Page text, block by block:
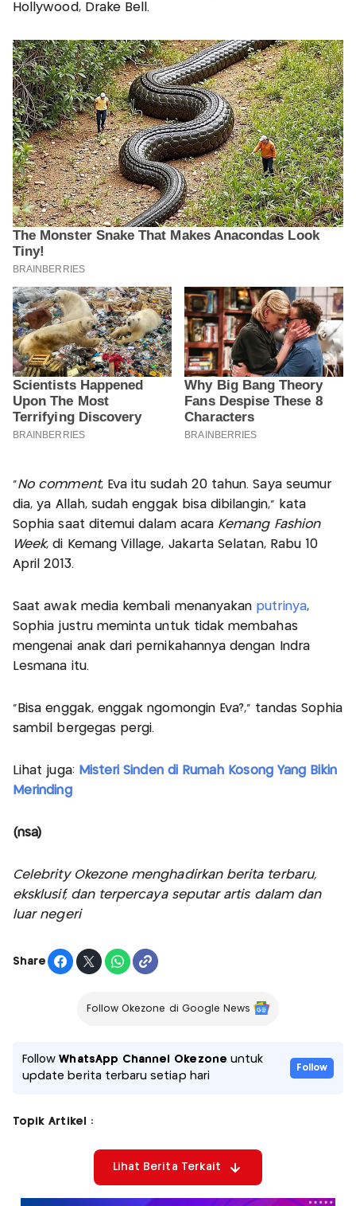
Hollywood, Drake Bell.
"No comment, Eva itu sudah 20 tahun. Saya seumur
dia, ya Allah, sudah enggak bisa dibilangin," kata
Sophia saat ditemui dalam acara Kemang Fashion
Week, di Kemang Village, Jakarta Selatan, Rabu 10
April 2013.
Saat awak media kembali menanyakan putrinya,
Sophia justru meminta untuk tidak membahas
mengenai anak dari pernikahannya dengan Indra
Lesmana itu.
"Bisa enggak, enggak ngomongin Eva?," tandas Sophia
sambil bergegas pergi.
Lihat juga: Misteri Sinden di Rumah Kosong Yang Bikin
Merinding
(nsa)
Celebrity Okezone menghadirkan berita terbaru,
eksklusif, dan terpercaya seputar artis dalam dan
luar negeri
Share
Follow Okezone di Google News
FollowWhatsApp Channel Okezone untuk
update berita terbaru setiap hari
Follow
Topik Artikel :
Lihat Berita Terkait